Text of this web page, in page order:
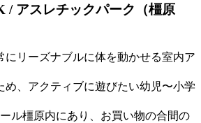
アスレチックパーク（橿原
にリーズナブルに体を動かせる室内ア
め、アクティブに遊びたい幼児〜小学
ル橿原内にあり、お買い物の合間の